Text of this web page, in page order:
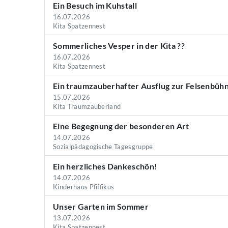
Ein Besuch im Kuhstall
16.07.2026
Kita Spatzennest
Sommerliches Vesper in der Kita ??
16.07.2026
Kita Spatzennest
Ein traumzauberhafter Ausflug zur
15.07.2026
Kita Traumzauberland
Eine Begegnung der besonderen Art
14.07.2026
Sozialpädagogische Tagesgruppe
Ein herzliches Dankeschön!
14.07.2026
Kinderhaus Pfiffikus
Unser Garten im Sommer
13.07.2026